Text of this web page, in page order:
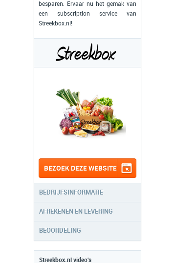
besparen. Ervaar nu het gemak van
een subscription service van
Streekbox.nl!
BEZOEK DEZE WEBSITE
BEDRIJFSINFORMATIE
AFREKENEN EN LEVERING
BEOORDELING
Streekbox.nl video's